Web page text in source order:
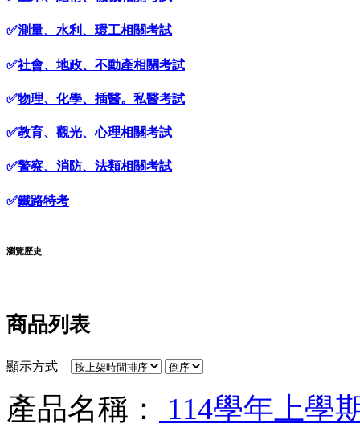
✅測量、水利、環工相關考試
✅社會、地政、不動產相關考試
✅物理、化學、插醫。私醫考試
✅教育、觀光、心理相關考試
✅警察、消防、法類相關考試
✅鐵路特考
瀏覽歷史
商品列表
顯示方式
產品名稱：
114學年上學